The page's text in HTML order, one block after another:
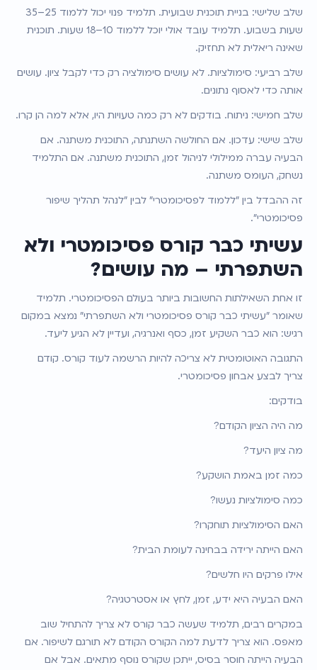
שעות בשבוע. תלמיד עובד אולי יוכל ללמוד 10–18 שעות. תוכנית
שאינה ריאלית לא תחזיק.
שלב רביעי: סימולציות. לא עושים סימולציה רק כדי לקבל ציון. עושים
אותה כדי לאסוף נתונים.
שלב חמישי: ניתוח. בודקים לא רק כמה טעויות היו, אלא למה הן קרו.
שלב שישי: עדכון. אם החולשה השתנתה, התוכנית משתנה. אם
הבעיה עברה ממילולי לניהול זמן, התוכנית משתנה. אם התלמיד
נשחק, העומס משתנה.
זה ההבדל בין "ללמוד לפסיכומטרי" לבין "לנהל תהליך שיפור
פסיכומטרי".
עשיתי כבר קורס פסיכומטרי ולא
השתפרתי – מה עושים?
זו אחת השאילתות החשובות ביותר בעולם הפסיכומטרי. תלמיד
שאומר "עשיתי כבר קורס פסיכומטרי ולא השתפרתי" נמצא במקום
רגיש: הוא כבר השקיע זמן, כסף ואנרגיה, ועדיין לא הגיע ליעד.
התגובה האוטומטית לא צריכה להיות הרשמה לעוד קורס. קודם
צריך לבצע אבחון פסיכומטרי.
בודקים:
מה היה הציון הקודם?
מה ציון היעד?
כמה זמן באמת הושקע?
כמה סימולציות נעשו?
האם הסימולציות תוחקרו?
האם הייתה ירידה בבחינה לעומת הבית?
אילו פרקים היו חלשים?
האם הבעיה היא ידע, זמן, לחץ או אסטרטגיה?
במקרים רבים, תלמיד שעשה כבר קורס לא צריך להתחיל שוב
מאפס. הוא צריך לדעת למה הקורס הקודם לא תורגם לשיפור. אם
הבעיה הייתה חוסר בסיס, ייתכן שקורס נוסף מתאים. אבל אם